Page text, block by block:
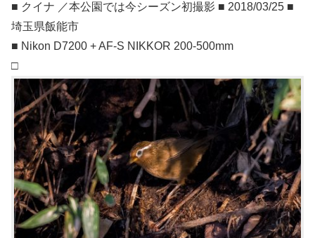
■ クイナ ／本公園では今シーズン初撮影 ■ 2018/03/25 ■
埼玉県飯能市
■ Nikon D7200 + AF-S NIKKOR 200-500mm
□